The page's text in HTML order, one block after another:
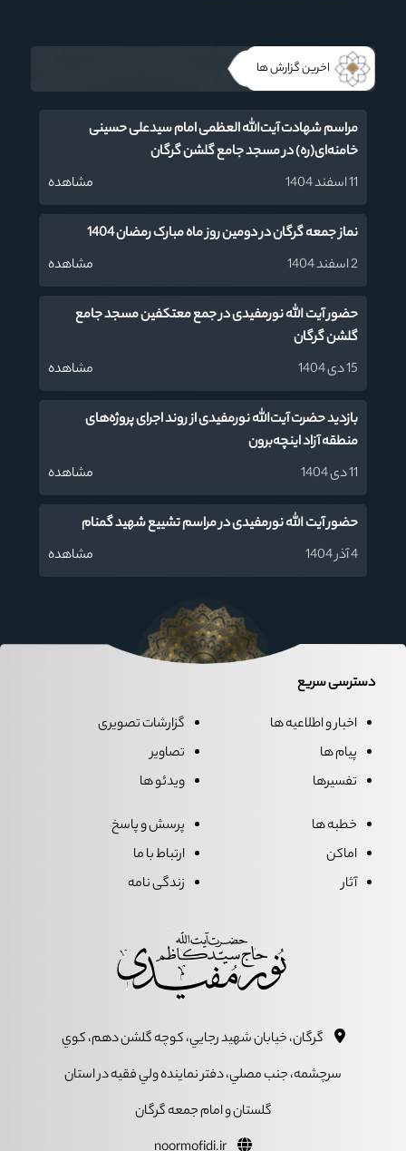
اخرین گزارش ها
مراسم شهادت آیت‌‌الله العظمی امام سیدعلی حسینی
خامنه‌ای(ره) در مسجد جامع گلشن گرگان
11 اسفند 1404
مشاهده
نماز جمعه گرگان در دومین روز ماه مبارک رمضان 1404
2 اسفند 1404
مشاهده
حضور آیت الله نورمفیدی در جمع معتکفین مسجد جامع
گلشن گرگان
15 دی 1404
مشاهده
بازدید حضرت آیت‌الله نورمفیدی از روند اجرای پروژه‌های
منطقه آزاد اینچه‌برون
11 دی 1404
مشاهده
حضور آیت الله نورمفیدی در مراسم تشییع شهید گمنام
4 آذر 1404
مشاهده
دسترسی سریع
اخبار و اطلاعیه ها
پیام ها
تفسیرها
گزارشات تصویری
تصاویر
ویدئو ها
خطبه ها
اماکن
آثار
پرسش و پاسخ
ارتباط با ما
زندگی نامه
گرگان، خيابان شهيد رجايي، کوچه گلشن دهم، کوي
سرچشمه، جنب مصلي، دفتر نماينده ولي فقيه در استان
گلستان و امام جمعه گرگان